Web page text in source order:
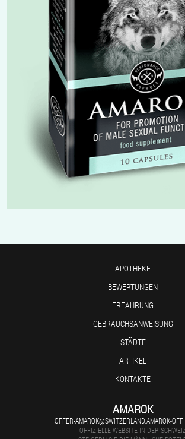
APOTHEKE
BEWERTUNGEN
ERFAHRUNG
GEBRAUCHSANWEISUNG
STÄDTE
ARTIKEL
KONTAKTE
AMAROK
OFFER-AMAROK@SWITZERLAND.AMAROK-
OFFIZIELLE WEBSITE IN DER SCHWEIZ